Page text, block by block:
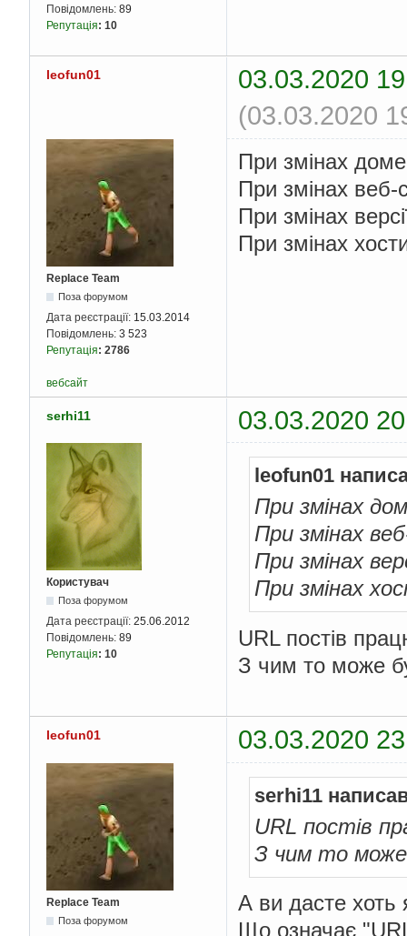
Повідомлень: 89
Репутація: 10
leofun01
03.03.2020
(03.03.2020
Replace Team
Поза форумом
Дата реєстрації: 15.03.2014
Повідомлень: 3 523
Репутація: 2786
При змінах
При змінах веб-
При змінах
При змінах
вебсайт
serhi11 03.03.2020
Користувач
Поза форумом
Дата реєстрації: 25.06.2012
Повідомлень: 89
Репутація: 10
leofun01
При змінах
При змінах
При змінах
При змінах
URL постів
З чим то може
leofun01 03.03.2020
Replace Team
Поза форумом
serhi11
URL постів
З чим то
А ви дасте хоть
Що означає